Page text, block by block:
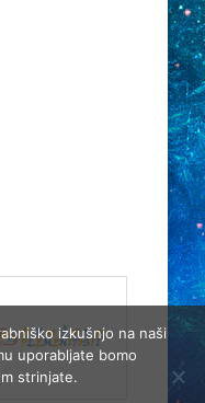
izkušnjo na naši
uporabljate bomo
strinjate.